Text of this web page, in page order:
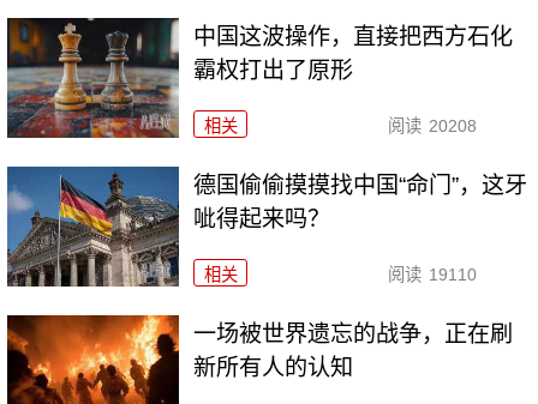
中国这波操作，直接把西方石化
霸权打出了原形
相关 阅读 20208
德国偷偷摸摸找中国“命门”，这牙
呲得起来吗？
相关 阅读 19110
一场被世界遗忘的战争，正在刷
新所有人的认知